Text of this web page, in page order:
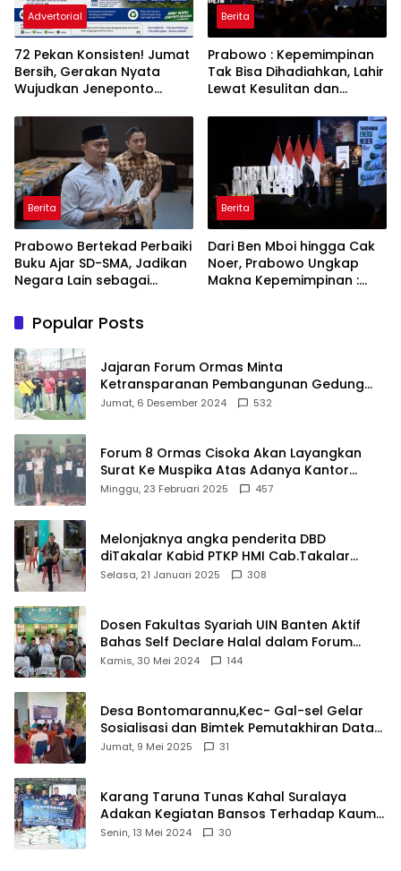
Advertorial
72 Pekan Konsisten! Jumat
Bersih, Gerakan Nyata
Wujudkan Jeneponto
ASRI
Berita
Prabowo : Kepemimpinan
Tak Bisa Dihadiahkan, Lahir
Lewat Kesulitan dan
Berita
Prabowo Bertekad Perbaiki
Buku Ajar SD-SMA, Jadikan
Negara Lain sebagai
Berita
Dari Ben Mboi hingga Cak
Noer, Prabowo Ungkap
Makna Kepemimpinan :
Popular Posts
Jajaran Forum Ormas Minta
Ketransparanan Pembangunan Gedung
Damkar Di Kecamatan Cisoka
Jumat, 6 Desember 2024 532
Forum 8 Ormas Cisoka Akan Layangkan
Surat Ke Muspika Atas Adanya Kantor
Matel di Cisoka
Minggu, 23 Februari 2025 457
Melonjaknya angka penderita DBD
diTakalar Kabid PTKP HMI Cab.Takalar
angkat bicara
Selasa, 21 Januari 2025 308
Dosen Fakultas Syariah UIN Banten Aktif
Bahas Self Declare Halal dalam Forum
Ijtima Ulama MUI
Kamis, 30 Mei 2024 144
Desa Bontomarannu,Kec- Gal-sel Gelar
Sosialisasi dan Bimtek Pemutakhiran Data
ID
Jumat, 9 Mei 2025 31
Karang Taruna Tunas Kahal Suralaya
Adakan Kegiatan Bansos Terhadap Kaum
Dhuafa dan Anak Yatim-Piatu
Senin, 13 Mei 2024 30